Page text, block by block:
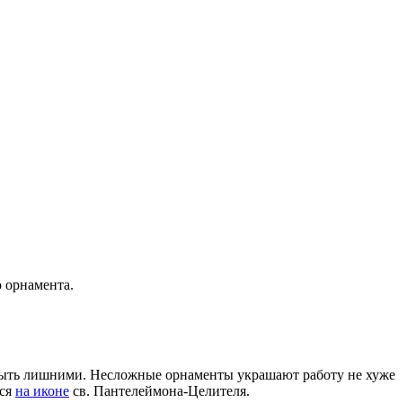
лишними. Несложные орнаменты украшают работу не хуже
на иконе св. Пантелеймона-Целителя.